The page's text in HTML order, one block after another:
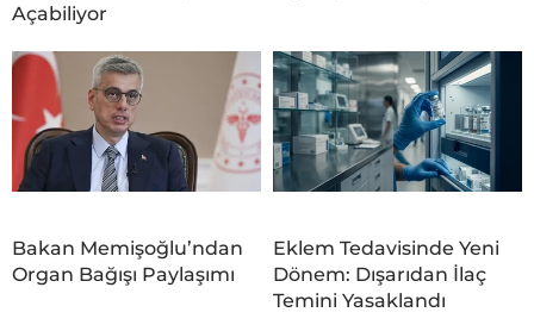
Açabiliyor
Bakan Memişoğlu’ndan
Organ Bağışı Paylaşımı
Eklem Tedavisinde Yeni
Dönem: Dışarıdan İlaç
Temini Yasaklandı